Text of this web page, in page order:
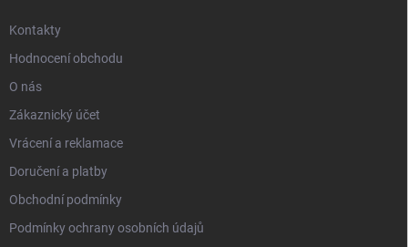
Kontakty
Hodnocení obchodu
O nás
Zákaznický účet
Vrácení a reklamace
Doručení a platby
Obchodní podmínky
Podmínky ochrany osobních údajů